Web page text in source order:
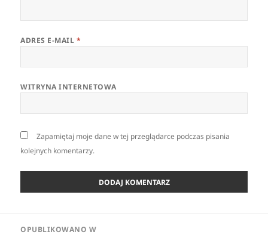
ADRES E-MAIL *
WITRYNA INTERNETOWA
Zapamiętaj moje dane w tej przeglądarce podczas pisania
kolejnych komentarzy.
OPUBLIKOWANO W